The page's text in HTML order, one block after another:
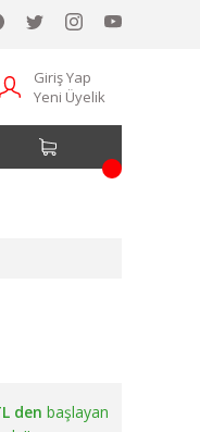
Giriş Yap
Yeni Üyelik
den başlayan